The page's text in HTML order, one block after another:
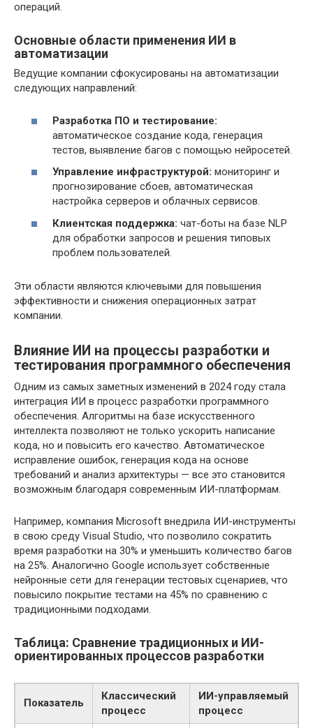
операций.
Основные области применения ИИ в
автоматизации
Ведущие компании сфокусированы на автоматизации
следующих направлений:
Разработка ПО и тестирование:
автоматическое создание кода, генерация
тестов, выявление багов с помощью нейросетей.
Управление инфраструктурой: мониторинг и
прогнозирование сбоев, автоматическая
настройка серверов и облачных сервисов.
Клиентская поддержка: чат-боты на базе NLP
для обработки запросов и решения типовых
проблем пользователей.
Эти области являются ключевыми для повышения
эффективности и снижения операционных затрат
компании.
Влияние ИИ на процессы разработки и
тестирования программного обеспечения
Одним из самых заметных изменений в 2024 году стала
интеграция ИИ в процесс разработки программного
обеспечения. Алгоритмы на базе искусственного
интеллекта позволяют не только ускорить написание
кода, но и повысить его качество. Автоматическое
исправление ошибок, генерация кода на основе
требований и анализ архитектуры — все это становится
возможным благодаря современным ИИ-платформам.
Например, компания Microsoft внедрила ИИ-инструменты
в свою среду Visual Studio, что позволило сократить
время разработки на 30% и уменьшить количество багов
на 25%. Аналогично Google использует собственные
нейронные сети для генерации тестовых сценариев, что
повысило покрытие тестами на 45% по сравнению с
традиционными подходами.
Таблица: Сравнение традиционных и ИИ-
ориентированных процессов разработки
Показатель
Классический
процесс
ИИ-управляемый
процесс